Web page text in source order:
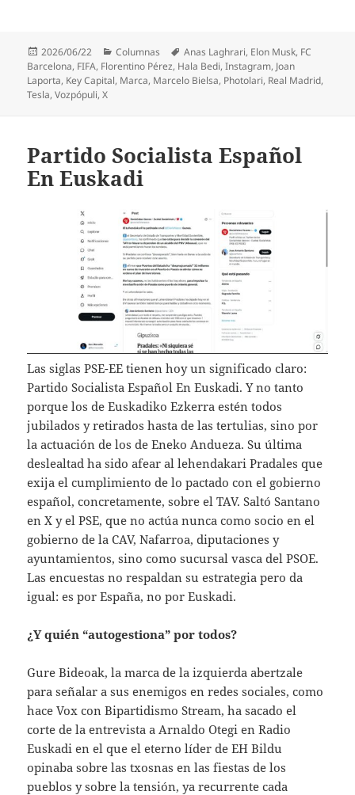
Publicado
el
2026/06/22 Categorías
Columnas Etiquetas
Anas Laghrari, Elon Musk, FC
Barcelona, FIFA, Florentino Pérez, Hala Bedi,Instagram, Joan
Laporta, Key Capital, Marca, Marcelo Bielsa, Photolari, Real Madrid,
Tesla,Vozpópuli,X
Partido Socialista Español
En Euskadi
Las siglas PSE-EE tienen hoy un significado claro:
Partido Socialista Español En Euskadi. Y no tanto
porque los de Euskadiko Ezkerra estén todos
jubilados y retirados hasta de las tertulias, sino por
la actuación de los de Eneko Andueza. Su última
deslealtad ha sido afear al lehendakari Pradales que
exija el cumplimiento de lo pactado con el gobierno
español, concretamente, sobre el TAV. Saltó Santano
en X y el PSE, que no actúa nunca como socio en el
gobierno de la CAV, Nafarroa, diputaciones y
ayuntamientos, sino como sucursal vasca del PSOE.
Las encuestas no respaldan su estrategia pero da
igual: es por España, no por Euskadi.
¿Y quién “autogestiona” por todos?
Gure Bideoak, la marca de la izquierda abertzale
para señalar a sus enemigos en redes sociales, como
hace Vox con Bipartidismo Stream, ha sacado el
corte de la entrevista a Arnaldo Otegi en Radio
Euskadi en el que el eterno líder de EH Bildu
opinaba sobre las txosnas en las fiestas de los
pueblos y sobre la tensión, ya recurrente cada